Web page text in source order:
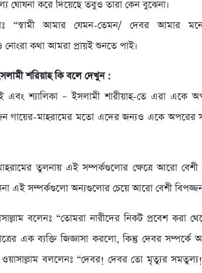
করে দিয়েছে তবুও তারা কেন বুঝেনা।
“স্বামী আমার যেমন-তেমন/ দেবর আমার
কথা আমরা প্রায়ই শুনতে পাই।
শরিয়াহ কি বলে দেখুন :
এবং শ্যালিকা – ইসলামী শারীয়াহ-তে এরা একে
গায়ের-মাহরামের মতো এদের জন্যও একে অপরের
তুলনায় এই সম্পর্কগুলোর ক্ষেত্রে আরো বেশী
এই সম্পর্কগুলো অন্যগুলোর চেয়ে আরো বেশী
বলেনঃ “তোমরা নারীদের নিকট প্রবেশ করা
এক ব্যক্তি জিজ্ঞাসা করলো, কিন্তু দেবর সম্পর্কে
ওয়াসাল্লাম বললেনঃ “দেবর! দেবর তো মৃত্যুর